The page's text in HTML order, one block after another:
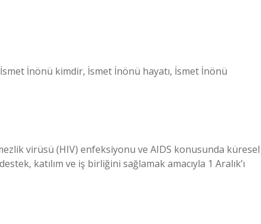
İnönü kimdir, İsmet İnönü hayatı, İsmet İnönü
virüsü (HIV) enfeksiyonu ve AIDS konusunda küresel
katılım ve iş birliğini sağlamak amacıyla 1 Aralık’ı